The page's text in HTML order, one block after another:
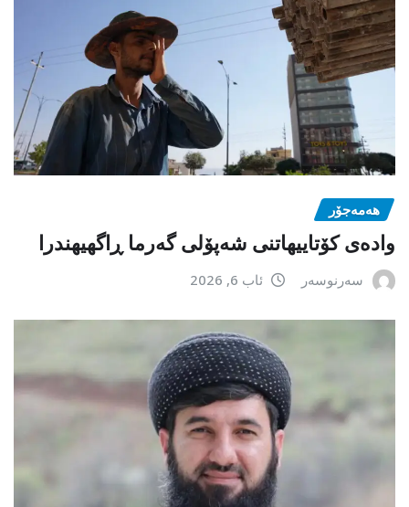
هەمەجۆر
وادەی کۆتاییهاتنی شەپۆلی گەرما ڕاگهیهندرا
سەرنوسەر ئاب 6, 2026